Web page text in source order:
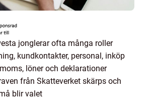
jonglerar ofta många roller
kundkontakter, personal, inköp
löner och deklarationer
från Skatteverket skärps och
blir valet